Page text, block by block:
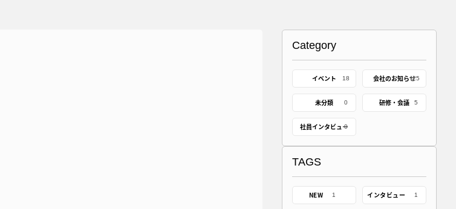
Category
イベント 18 会社のお知らせ25
未分類 0 研修・会議 5
社員インタビュー
0
TAGS
NEW 1 インタビュー 1